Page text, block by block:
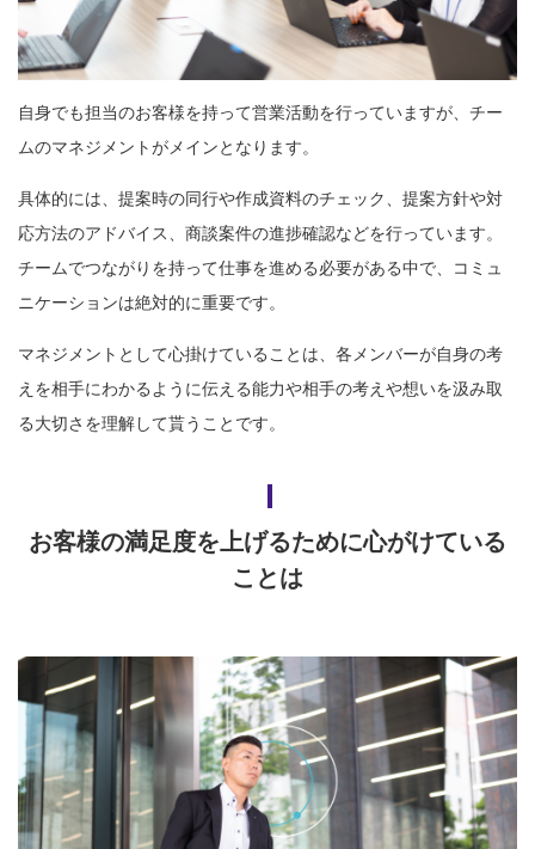
自身でも担当のお客様を持って営業活動を行っていますが、チー
ムのマネジメントがメインとなります。
具体的には、提案時の同行や作成資料のチェック、提案方針や対
応方法のアドバイス、商談案件の進捗確認などを行っています。
チームでつながりを持って仕事を進める必要がある中で、コミュ
ニケーションは絶対的に重要です。
マネジメントとして心掛けていることは、各メンバーが自身の考
えを相手にわかるように伝える能力や相手の考えや想いを汲み取
る大切さを理解して貰うことです。
お客様の満足度を上げるために心がけている
ことは